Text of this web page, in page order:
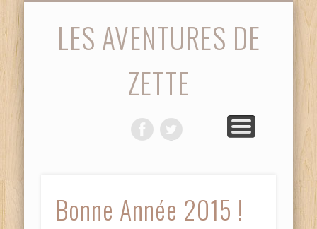
LES AVENTURES DE
ZETTE
Bonne Année 2015 !